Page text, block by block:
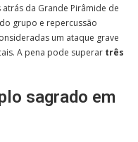
da Grande Pirâmide de
grupo e repercussão
um ataque grave
A pena pode superar três
sagrado em